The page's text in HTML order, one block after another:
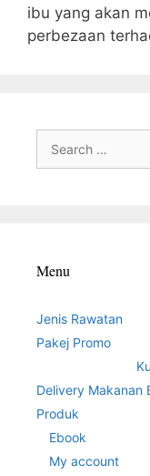
ibu yang akan
perbezaan
for:
Menu
Jenis Rawatan
Pakej Promo
Delivery Makanan
Produk
Ebook
My account